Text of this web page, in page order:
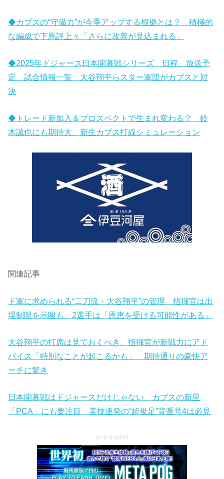
◆カブスの“守備力”が今季アップする根拠とは？ 積極的
な編成で下馬評上々「さらに改善が見込まれる」
◆2025年ドジャース日本開幕戦シリーズ 日程、放送予
定、試合情報一覧 大谷翔平らスター軍団がカブスと対
決
◆トレード新加入＆プロスペクトで生まれ変わる？ 鈴
木誠也にも期待大、新生カブス打線シミュレーション
関連記事
ド軍に求められる“二刀流・大谷翔平”の管理 指揮官は出
場制限を示唆も、2選手は「恩恵を受ける可能性がある」
大谷翔平の打席は見ておくべき、指揮官が新戦力にアド
バイス「特別なことが起こるかも」 期待通りの豪快ア
ーチに驚き
日本開幕戦はドジャースだけじゃない、カブスの新星
「PCA」にも要注目 美技連発の“超俊足”背番号4は必見
おすすめPR